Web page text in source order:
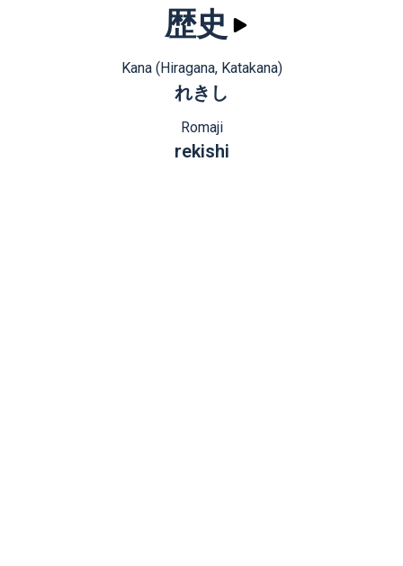
歴史
Kana (Hiragana, Katakana)
れきし
Romaji
rekishi